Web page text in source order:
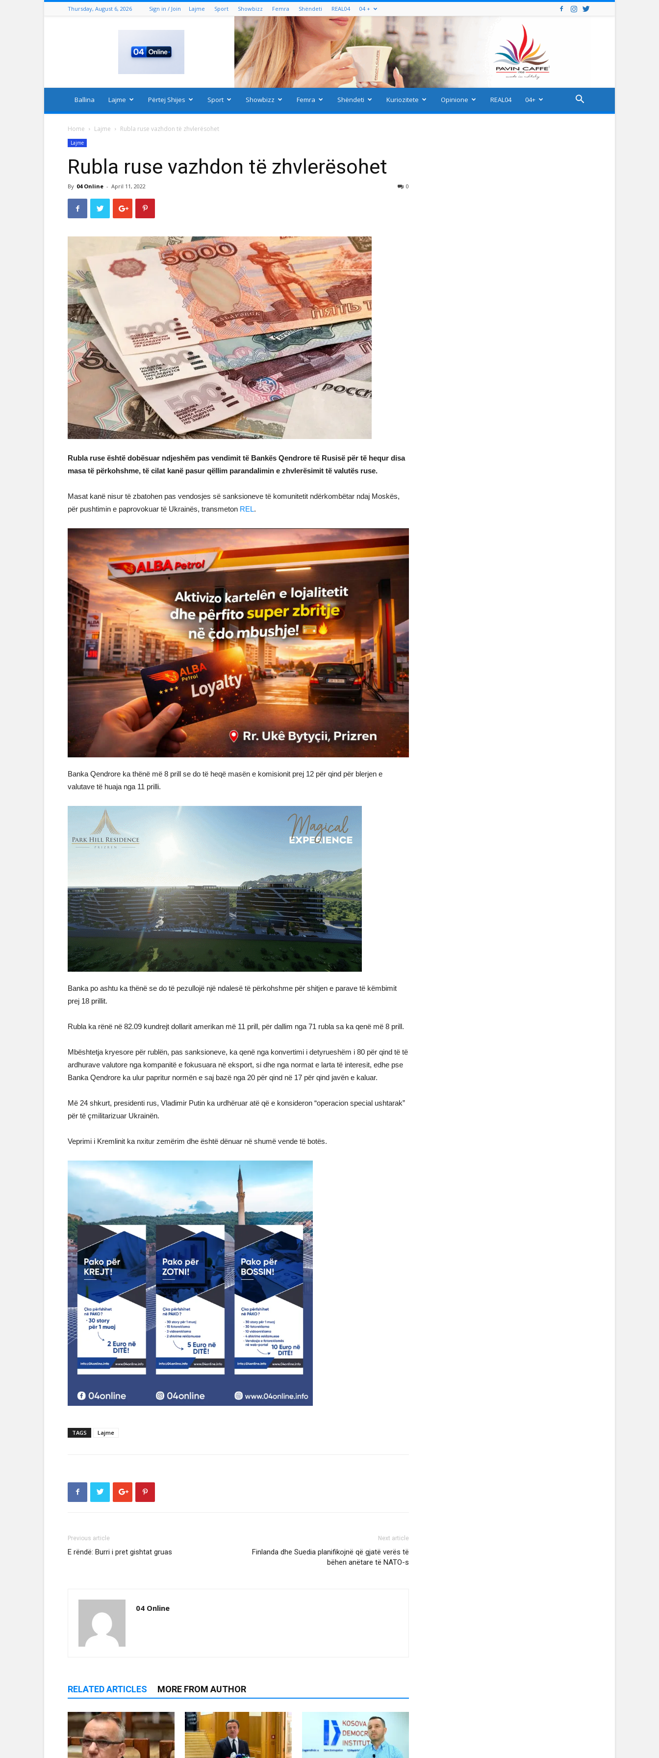
Thursday, August 6, 2026 Sign in / Join Lajme Sport Showbizz Femra Shëndeti REAL04 04 +
Ballina Lajme Përtej Shijes Sport Showbizz Femra Shëndeti Kuriozitete Opinione REAL04 04+
Home Lajme Rubla ruse vazhdon të zhvlerësohet
Lajme
Rubla ruse vazhdon të zhvlerësohet
By 04 Online - April 11, 2022 0
Rubla ruse është dobësuar ndjeshëm pas vendimit të Bankës Qendrore të Rusisë për të hequr disa
masa të përkohshme, të cilat kanë pasur qëllim parandalimin e zhvlerësimit të valutës ruse.
Masat kanë nisur të zbatohen pas vendosjes së sanksioneve të komunitetit ndërkombëtar ndaj Moskës,
për pushtimin e paprovokuar të Ukrainës, transmeton REL.
Banka Qendrore ka thënë më 8 prill se do të heqë masën e komisionit prej 12 për qind për blerjen e
valutave të huaja nga 11 prilli.
Banka po ashtu ka thënë se do të pezullojë një ndalesë të përkohshme për shitjen e parave të këmbimit
prej 18 prillit.
Rubla ka rënë në 82.09 kundrejt dollarit amerikan më 11 prill, për dallim nga 71 rubla sa ka qenë më 8 prill.
Mbështetja kryesore për rublën, pas sanksioneve, ka qenë nga konvertimi i detyrueshëm i 80 për qind të të
ardhurave valutore nga kompanitë e fokusuara në eksport, si dhe nga normat e larta të interesit, edhe pse
Banka Qendrore ka ulur papritur normën e saj bazë nga 20 për qind në 17 për qind javën e kaluar.
Më 24 shkurt, presidenti rus, Vladimir Putin ka urdhëruar atë që e konsideron “operacion special ushtarak”
për të çmilitarizuar Ukrainën.
Veprimi i Kremlinit ka nxitur zemërim dhe është dënuar në shumë vende të botës.
TAGS Lajme
Previous article
E rëndë: Burri i pret gishtat gruas
Next article
Finlanda dhe Suedia planifikojnë që gjatë verës të
bëhen anëtare të NATO-s
04 Online
RELATED ARTICLES MORE FROM AUTHOR